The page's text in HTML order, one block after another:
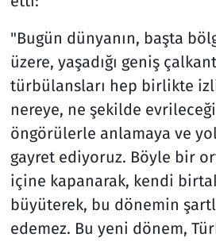
"Bugün dünyanın, başta
üzere, yaşadığı geniş
türbülansları hep birlikte
nereye, ne şekilde
öngörülerle anlamaya ve
gayret ediyoruz. Böyle bir
içine kapanarak, kendi
büyüterek, bu dönemin
edemez. Bu yeni dönem,